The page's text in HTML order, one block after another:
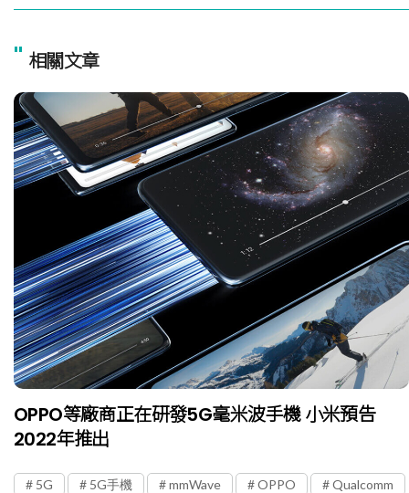
" 相關文章
OPPO等廠商正在研發5G毫米波手機 小米預告
2022年推出
5G 5G手機 mmWave OPPO Qualcomm